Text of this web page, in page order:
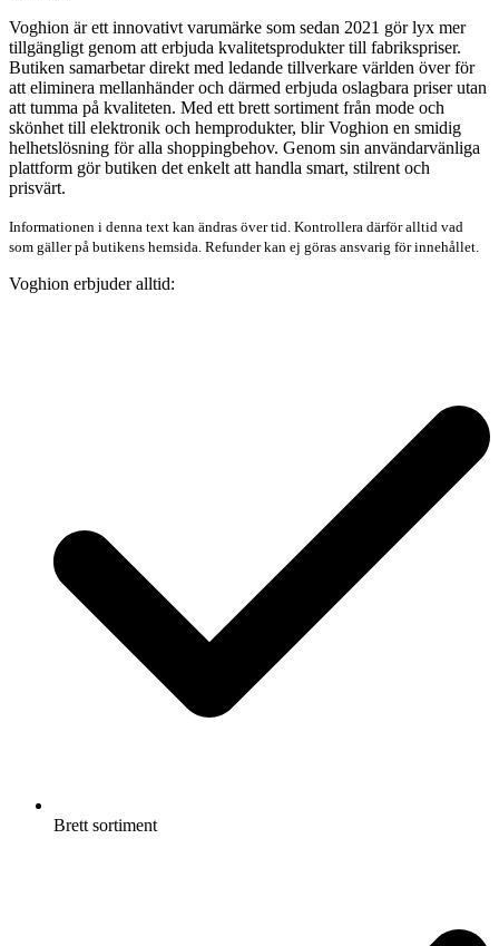
Voghion är ett innovativt varumärke som sedan 2021 gör lyx mer
tillgängligt genom att erbjuda kvalitetsprodukter till fabrikspriser.
Butiken samarbetar direkt med ledande tillverkare världen över för
att eliminera mellanhänder och därmed erbjuda oslagbara priser utan
att tumma på kvaliteten. Med ett brett sortiment från mode och
skönhet till elektronik och hemprodukter, blir Voghion en smidig
helhetslösning för alla shoppingbehov. Genom sin användarvänliga
plattform gör butiken det enkelt att handla smart, stilrent och
prisvärt.
Informationen i denna text kan ändras över tid. Kontrollera därför alltid vad
som gäller på butikens hemsida. Refunder kan ej göras ansvarig för innehållet.
Voghion erbjuder alltid:
Brett sortiment